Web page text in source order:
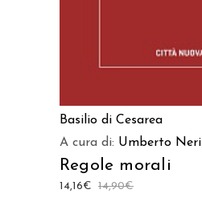
Basilio di Cesarea
A cura di: Umberto Neri
Regole morali
14,90€
14,16€